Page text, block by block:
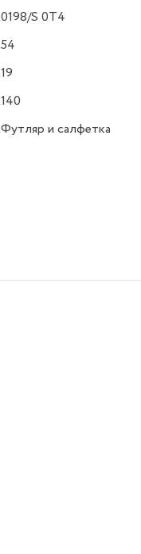
0198/S 0T4
54
19
140
Футляр и салфетка